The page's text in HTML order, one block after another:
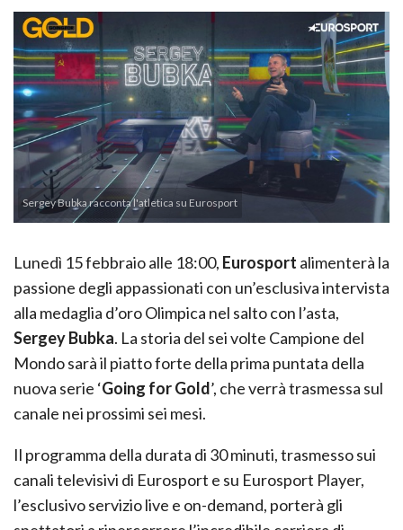
Sergey Bubka racconta l'atletica su Eurosport
Lunedì 15 febbraio alle 18:00, Eurosport alimenterà la
passione degli appassionati con un’esclusiva intervista
alla medaglia d’oro Olimpica nel salto con l’asta,
Sergey Bubka. La storia del sei volte Campione del
Mondo sarà il piatto forte della prima puntata della
nuova serie ‘Going for Gold’, che verrà trasmessa sul
canale nei prossimi sei mesi.
Il programma della durata di 30 minuti, trasmesso sui
canali televisivi di Eurosport e su Eurosport Player,
l’esclusivo servizio live e on-demand, porterà gli